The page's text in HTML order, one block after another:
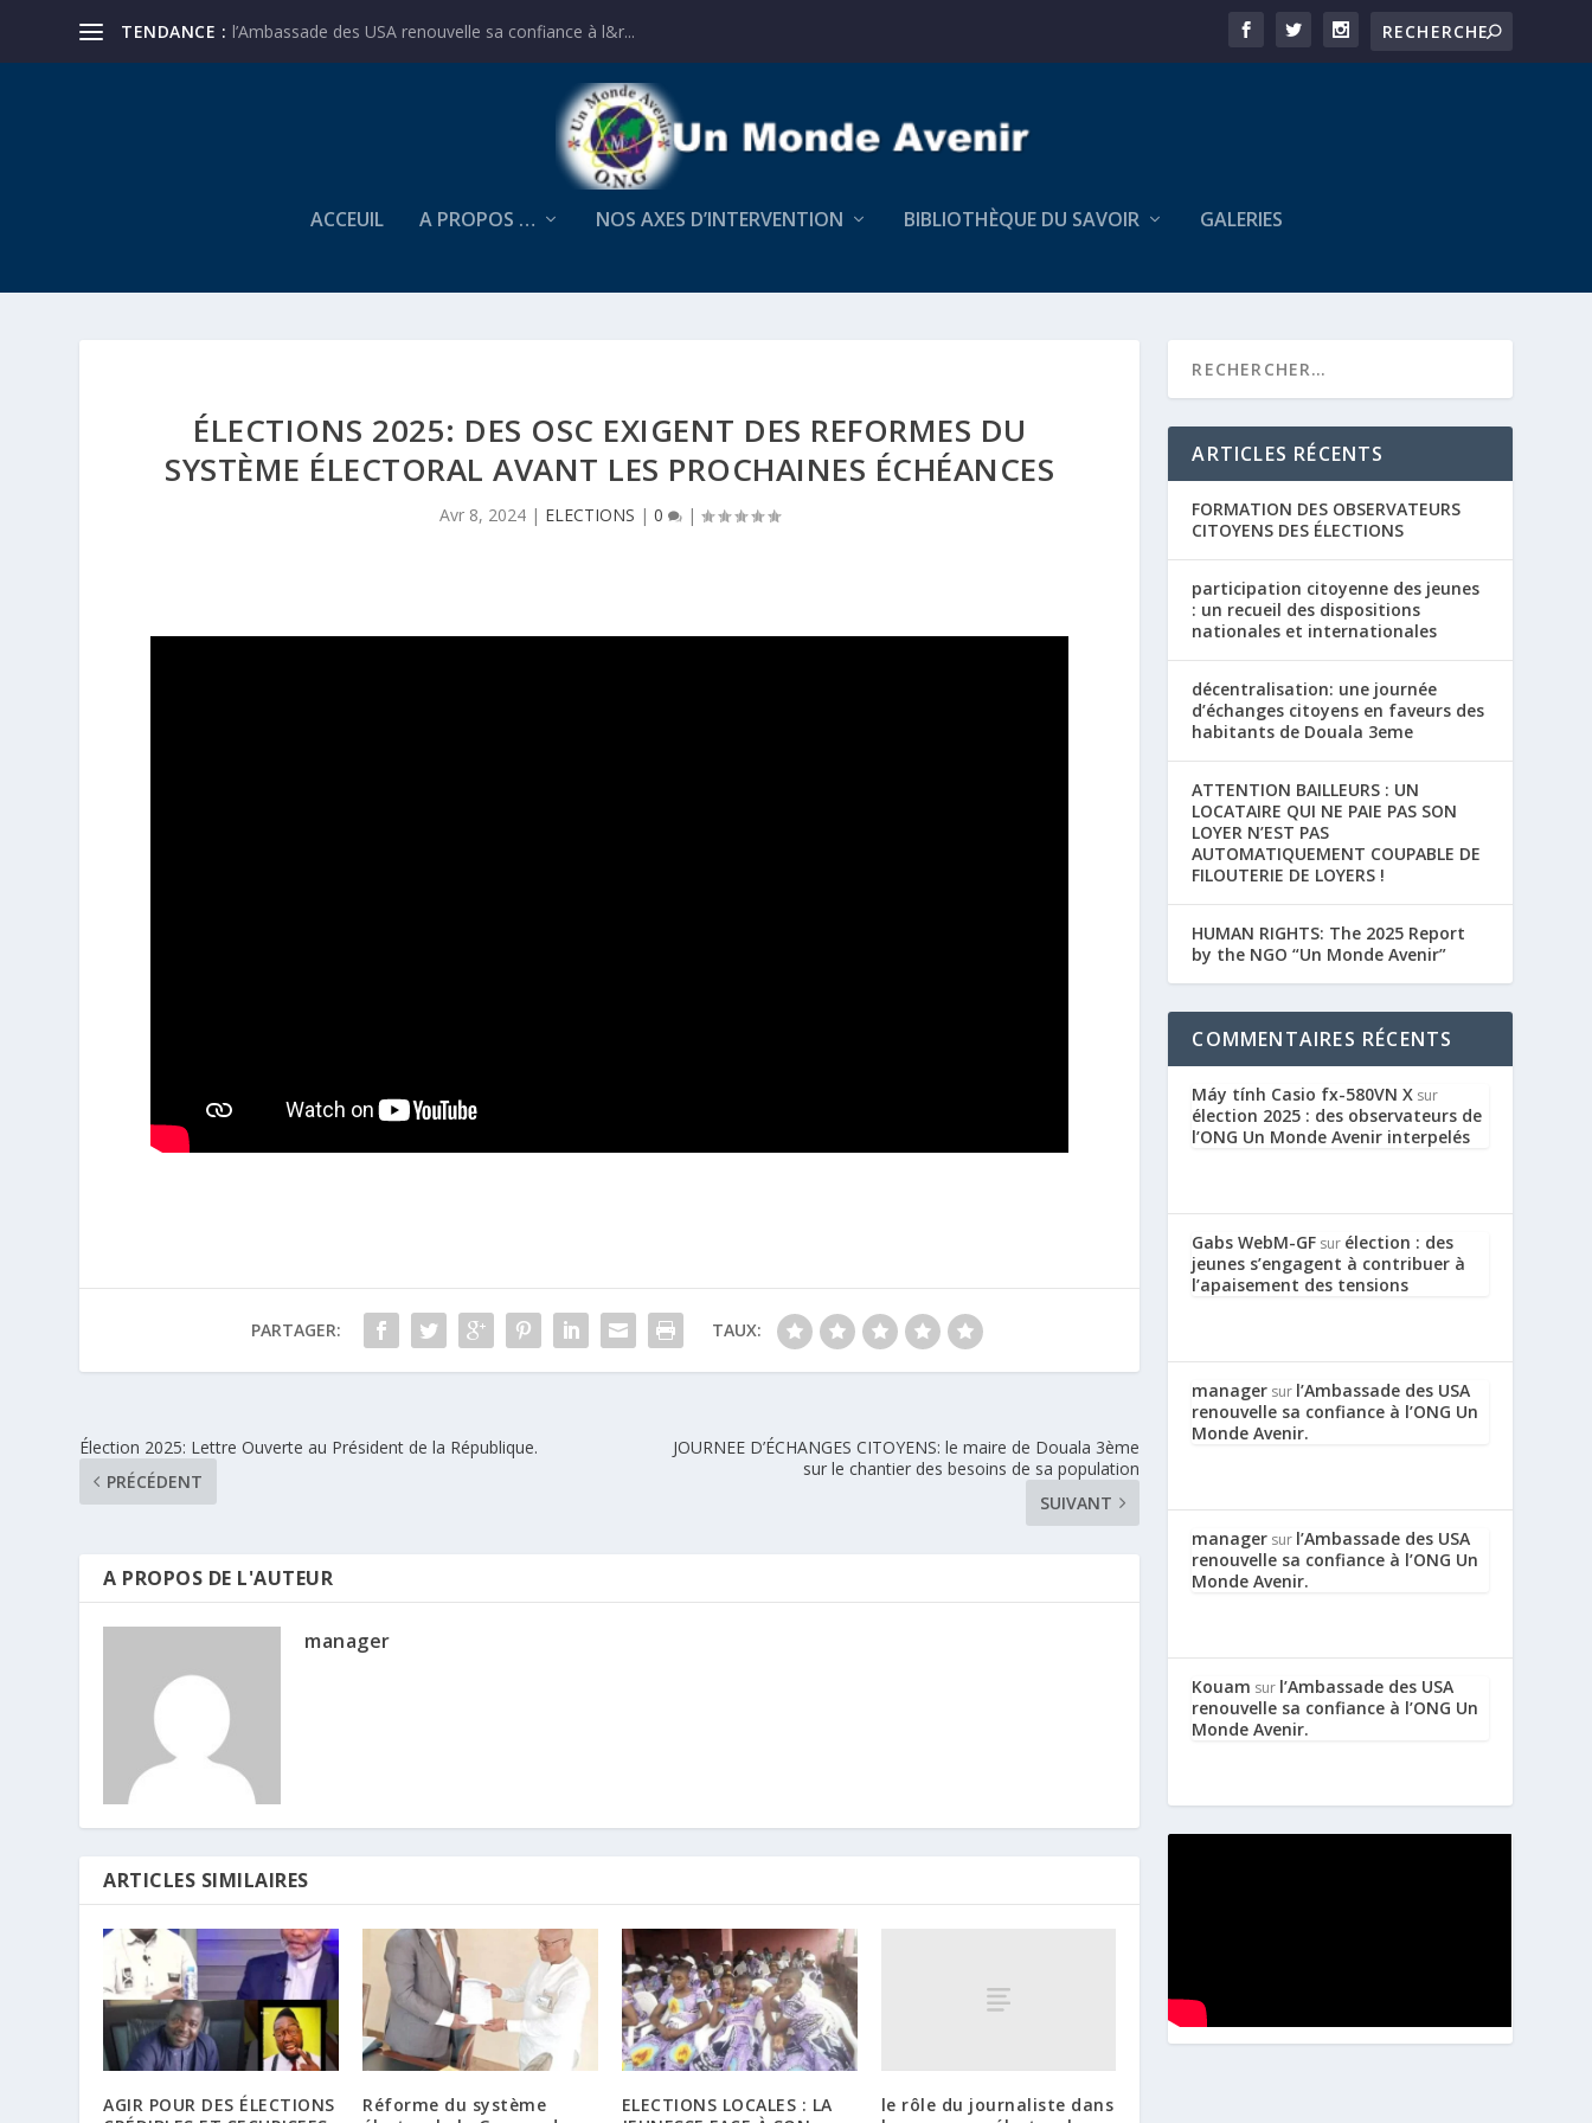
TENDANCE : l’Ambassade des USA renouvelle sa confiance à l&r...
ACCEUIL A PROPOS … NOS AXES D’INTERVENTION BIBLIOTHÈQUE DU SAVOIR GALERIES
ÉLECTIONS 2025: DES OSC EXIGENT DES REFORMES DU
SYSTÈME ÉLECTORAL AVANT LES PROCHAINES ÉCHÉANCES
Avr 8, 2024 | ELECTIONS |0 |
PARTAGER: TAUX:
Élection 2025: Lettre Ouverte au Président de la République.
PRÉCÉDENT
JOURNEE D’ÉCHANGES CITOYENS: le maire de Douala 3ème
sur le chantier des besoins de sa population
SUIVANT
A PROPOS DE L'AUTEUR
manager
ARTICLES SIMILAIRES
AGIR POUR DES ÉLECTIONS
Réforme du système
ELECTIONS LOCALES : LA
le rôle du journaliste dans
ARTICLES RÉCENTS
FORMATION DES OBSERVATEURS
CITOYENS DES ÉLECTIONS
participation citoyenne des jeunes
: un recueil des dispositions
nationales et internationales
décentralisation: une journée
d’échanges citoyens en faveurs des
habitants de Douala 3eme
ATTENTION BAILLEURS : UN
LOCATAIRE QUI NE PAIE PAS SON
LOYER N’EST PAS
AUTOMATIQUEMENT COUPABLE DE
FILOUTERIE DE LOYERS !
HUMAN RIGHTS: The 2025 Report
by the NGO “Un Monde Avenir”
COMMENTAIRES RÉCENTS
Máy tính Casio fx-580VN X sur
élection 2025 : des observateurs de
l’ONG Un Monde Avenir interpelés
Gabs WebM-GF sur élection : des
jeunes s’engagent à contribuer à
l’apaisement des tensions
manager sur l’Ambassade des USA
renouvelle sa confiance à l’ONG Un
Monde Avenir.
manager sur l’Ambassade des USA
renouvelle sa confiance à l’ONG Un
Monde Avenir.
Kouam sur l’Ambassade des USA
renouvelle sa confiance à l’ONG Un
Monde Avenir.